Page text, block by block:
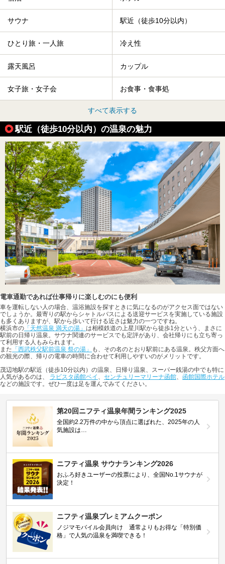
サウナ 駅近（徒歩10分以内）
ひとり旅・一人旅 冷え性
露天風呂 カップル
女子旅・女子会 お食事・食事処
すべて表示する
駅近（徒歩10分以内）の温泉の魅力
電車通勤であれば仕事帰りに楽しむのにも便利
車を運転しない人の場合、温浴施設を探すときに気になるのがアクセス面ではない
でしょうか。最寄りの駅からシャトルバスによる送迎サービスを実施している施設
も多くありますが、駅から歩いて行ける近さは魅力の一つですね。
横浜市の 「天然温泉 満天の湯」 は相模鉄道の上星川駅から徒歩1分という、まさに
駅前の日帰り温泉。サウナ関連のサービスでも定評があり、会社帰りにも立ち寄っ
て利用する人もみられます。
また 「西武秩父駅前温泉 祭の湯」
も、その名のとおり駅前にある温泉。秩父方面へ
の観光の際、帰りの電車の時間に合わせて利用しやすいのがメリットです。
茂辺地駅の駅近（徒歩10分以内）の温泉、日帰り温泉、スーパー銭湯の中でも特に
人気があるのは、 ラビスタ函館ベイ センチュリーマリーナ函館
函館国際ホテル
などの施設です。ぜひ一度は足を運んでみてください。
第20回ニフティ温泉年間ランキング2025
全国約2.2万件の中から頂点に選ばれた、2025年の人
気施設は…
ニフティ温泉 サウナランキング2026
おふろ好きユーザーの投票により、全国No.1サウナが
決定！
ニフティ温泉プレミアムクーポン
ノジマモバイル会員向け 通常よりもお得な「特別価
格」で人気の温泉を満喫できる！